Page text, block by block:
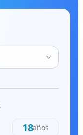
18años